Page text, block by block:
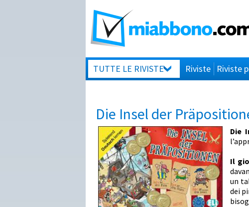
TUTTE LE RIVISTE Riviste Riviste
Die Insel der
Die
Il
un
dei